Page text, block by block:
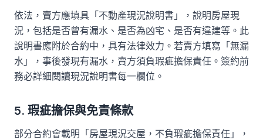
依法，賣方應填具「不動產現況說明書」，說明房屋現
況，包括是否曾有漏水、是否為凶宅、是否有違建等。此
說明書應附於合約中，具有法律效力。若賣方填寫「無漏
水」，事後發現有漏水，賣方須負瑕疵擔保責任。簽約前
務必詳細閱讀現況說明書每一欄位。
5. 瑕疵擔保與免責條款
部分合約會載明「房屋現況交屋，不負瑕疵擔保責任」，